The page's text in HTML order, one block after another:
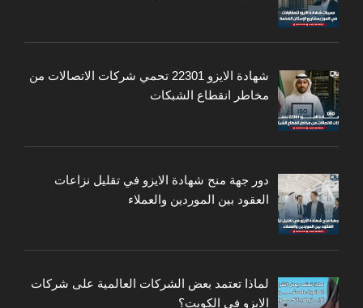
شهادة الايزو 22301 تحمي شركات الاتصالات من
مخاطر انقطاع الشبكات
دور جهة منح شهادة الايزو في تقليل نزاعات
العقود بين الموردين والعملاء
لماذا تعتمد بعض الشركات العالمية على شركات
الايزو في الكويت؟